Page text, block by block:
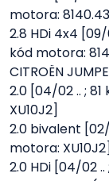
motora:
2.8 HDi 4x4
kód motora:
CITROËN
2.0 [04/02 .. ; 81
XU10J2]
2.0 bivalent [02/
motora: XU10J2]
2.0 HDi [04/02